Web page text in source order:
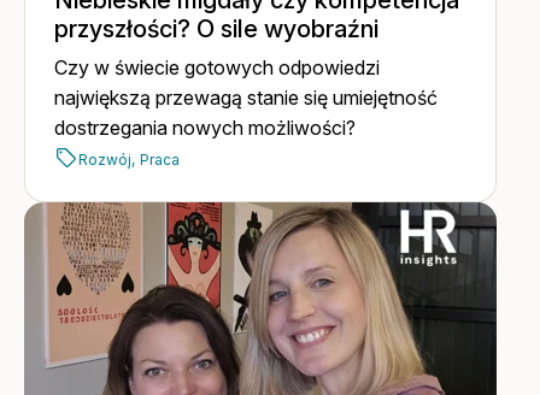
przyszłości? O sile wyobraźni
Czy w świecie gotowych odpowiedzi
największą przewagą stanie się umiejętność
dostrzegania nowych możliwości?
Rozwój, Praca